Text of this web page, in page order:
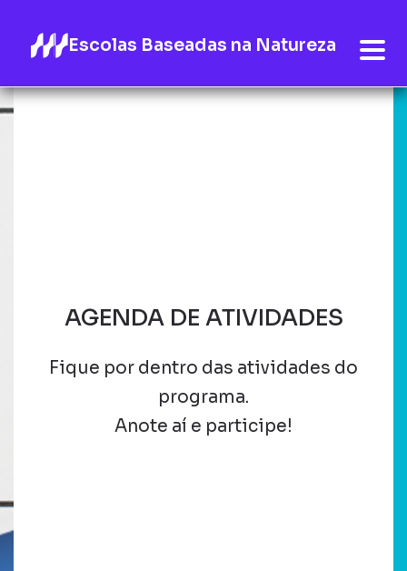
Escolas Baseadas na Natureza
AGENDA DE ATIVIDADES
Fique por dentro das atividades do
programa.
Anote aí e participe!